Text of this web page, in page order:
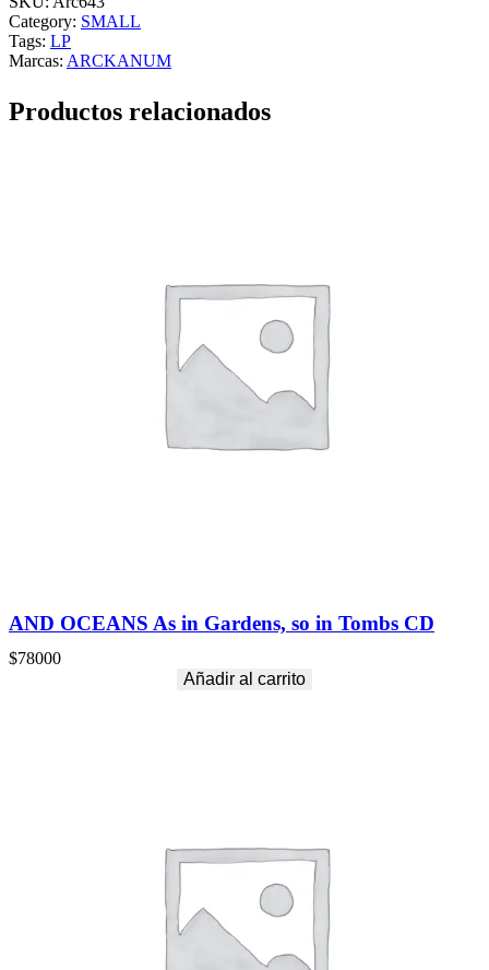
Category: SMALL
Tags: LP
Marcas: ARCKANUM
Productos relacionados
AND OCEANS As in Gardens, so in Tombs CD
$78000
Añadir al carrito